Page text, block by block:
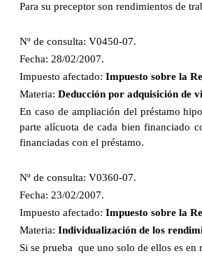
Para su preceptor son rendimientos de
Nº de consulta: V0450-07.
Fecha: 28/02/2007.
Impuesto afectado: Impuesto sobre la
Materia: Deducción por adquisición de
En caso de ampliación del préstamo
parte alícuota de cada bien financiado
financiadas con el préstamo.
Nº de consulta: V0360-07.
Fecha: 23/02/2007.
Impuesto afectado: Impuesto sobre la
Materia: Individualización de los
Si se prueba que uno solo de ellos es